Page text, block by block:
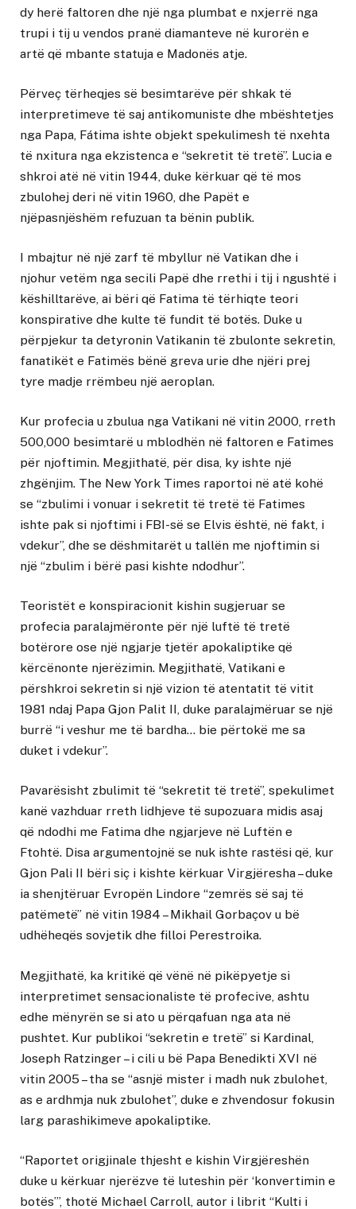
dy herë faltoren dhe një nga plumbat e nxjerrë nga
trupi i tij u vendos pranë diamanteve në kurorën e
artë që mbante statuja e Madonës atje.
Përveç tërheqjes së besimtarëve për shkak të
interpretimeve të saj antikomuniste dhe mbështetjes
nga Papa, Fátima ishte objekt spekulimesh të nxehta
të nxitura nga ekzistenca e “sekretit të tretë”. Lucia e
shkroi atë në vitin 1944, duke kërkuar që të mos
zbulohej deri në vitin 1960, dhe Papët e
njëpasnjëshëm refuzuan ta bënin publik.
I mbajtur në një zarf të mbyllur në Vatikan dhe i
njohur vetëm nga secili Papë dhe rrethi i tij i ngushtë i
këshilltarëve, ai bëri që Fatima të tërhiqte teori
konspirative dhe kulte të fundit të botës. Duke u
përpjekur ta detyronin Vatikanin të zbulonte sekretin,
fanatikët e Fatimës bënë greva urie dhe njëri prej
tyre madje rrëmbeu një aeroplan.
Kur profecia u zbulua nga Vatikani në vitin 2000, rreth
500,000 besimtarë u mblodhën në faltoren e Fatimes
për njoftimin. Megjithatë, për disa, ky ishte një
zhgënjim. The New York Times raportoi në atë kohë
se “zbulimi i vonuar i sekretit të tretë të Fatimes
ishte pak si njoftimi i FBI-së se Elvis është, në fakt, i
vdekur”, dhe se dëshmitarët u tallën me njoftimin si
një “zbulim i bërë pasi kishte ndodhur”.
Teoristët e konspiracionit kishin sugjeruar se
profecia paralajmëronte për një luftë të tretë
botërore ose një ngjarje tjetër apokaliptike që
kërcënonte njerëzimin. Megjithatë, Vatikani e
përshkroi sekretin si një vizion të atentatit të vitit
1981 ndaj Papa Gjon Palit II, duke paralajmëruar se një
burrë “i veshur me të bardha… bie përtokë me sa
duket i vdekur”.
Pavarësisht zbulimit të “sekretit të tretë”, spekulimet
kanë vazhduar rreth lidhjeve të supozuara midis asaj
që ndodhi me Fatima dhe ngjarjeve në Luftën e
Ftohtë. Disa argumentojnë se nuk ishte rastësi që, kur
Gjon Pali II bëri siç i kishte kërkuar Virgjëresha – duke
ia shenjtëruar Evropën Lindore “zemrës së saj të
patëmetë” në vitin 1984 – Mikhail Gorbaçov u bë
udhëheqës sovjetik dhe filloi Perestroika.
Megjithatë, ka kritikë që vënë në pikëpyetje si
interpretimet sensacionaliste të profecive, ashtu
edhe mënyrën se si ato u përqafuan nga ata në
pushtet. Kur publikoi “sekretin e tretë” si Kardinal,
Joseph Ratzinger – i cili u bë Papa Benedikti XVI në
vitin 2005 – tha se “asnjë mister i madh nuk zbulohet,
as e ardhmja nuk zbulohet”, duke e zhvendosur fokusin
larg parashikimeve apokaliptike.
“Raportet origjinale thjesht e kishin Virgjëreshën
duke u kërkuar njerëzve të luteshin për ‘konvertimin e
botës’”, thotë Michael Carroll, autor i librit “Kulti i